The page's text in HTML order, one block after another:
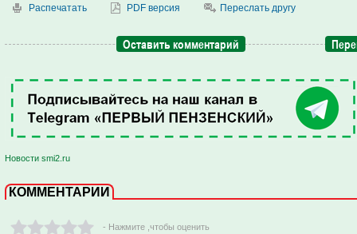
Распечатать PDF версия Переслать другу
Оставить комментарий
Новости smi2.ru
КОММЕНТАРИИ
- Нажмите ,чтобы оценить